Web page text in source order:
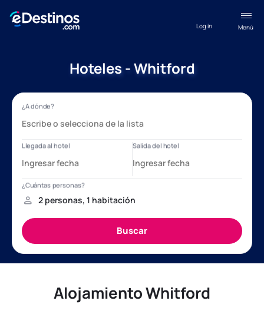
Menú
Log in
Hoteles - Whitford
Alojamiento Whitford